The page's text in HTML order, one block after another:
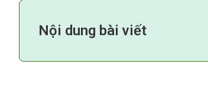
Nội dung bài viết